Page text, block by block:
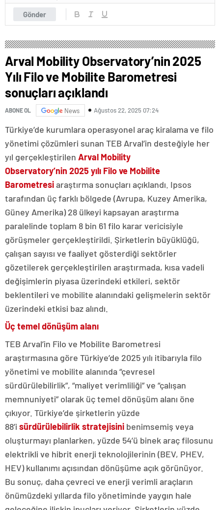
Gönder
Arval Mobility Observatory’nin 2025
Yılı Filo ve Mobilite Barometresi
sonuçları açıklandı
ABONE OL News Ağustos 22, 2025 07:24
Türkiye’de kurumlara operasyonel araç kiralama ve filo
yönetimi çözümleri sunan TEB Arval’in desteğiyle her
yıl gerçekleştirilen Arval Mobility
Observatory’nin 2025 yılı Filo ve Mobilite
Barometresiaraştırma sonuçları açıklandı. Ipsos
tarafından üç farklı bölgede (Avrupa, Kuzey Amerika,
Güney Amerika) 28 ülkeyi kapsayan araştırma
paralelinde toplam 8 bin 61 filo karar vericisiyle
görüşmeler gerçekleştirildi. Şirketlerin büyüklüğü,
çalışan sayısı ve faaliyet gösterdiği sektörler
gözetilerek gerçekleştirilen araştırmada, kısa vadeli
değişimlerin piyasa üzerindeki etkileri, sektör
beklentileri ve mobilite alanındaki gelişmelerin sektör
üzerindeki etkisi baz alındı.
Üç temel dönüşüm alanı
TEB Arval’in Filo ve Mobilite Barometresi
araştırmasına göre Türkiye’de 2025 yılı itibarıyla filo
yönetimi ve mobilite alanında “çevresel
sürdürülebilirlik”, “maliyet verimliliği” ve “çalışan
memnuniyeti” olarak üç temel dönüşüm alanı öne
çıkıyor. Türkiye’de şirketlerin yüzde
88’i sürdürülebilirlik stratejisini benimsemiş veya
oluşturmayı planlarken, yüzde 54’ü binek araç filosunu
elektrikli ve hibrit enerji teknolojilerinin (BEV, PHEV,
HEV) kullanımı açısından dönüşüme açık görünüyor.
Bu sonuç, daha çevreci ve enerji verimli araçların
önümüzdeki yıllarda filo yönetiminde yaygın hale